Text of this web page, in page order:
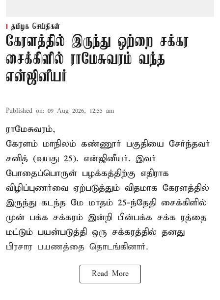
தமிழக செய்திகள்
கேரளத்தில் இருந்து ஒற்றை சக்கர
சைக்கிளில் ராமேசுவரம் வந்த
என்ஜினீயர்
Published on: 09 Aug 2026, 12:55 am
ராமேசுவரம்,
கேரளம் மாநிலம் கண்ணூர் பகுதியை சேர்ந்தவர்
சனித் (வயது 25). என்ஜினீயர். இவர்
போதைப்பொருள் பழக்கத்திற்கு எதிராக
விழிப்புணர்வை ஏற்படுத்தும் விதமாக கேரளத்தில்
இருந்து கடந்த மே மாதம் 25-ந்தேதி சைக்கிளில்
முன் பக்க சக்கரம் இன்றி பின்பக்க சக்க ரத்தை
மட்டும் பயன்படுத்தி ஒரு சக்கரத்தில் தனது
பிரசார பயணத்தை தொடங்கினார்.
Read More